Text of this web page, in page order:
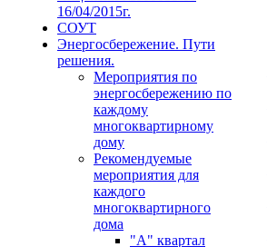
16/04/2015г.
СОУТ
Энергосбережение. Пути
решения.
Мероприятия по
энергосбережению по
каждому
многоквартирному
дому
Рекомендуемые
мероприятия для
каждого
многоквартирного
дома
"А" квартал